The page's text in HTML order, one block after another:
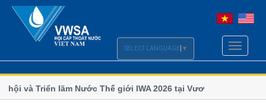
Toggle
và Triển lãm Nước Thế giới IWA 2026 tại Vương quốc
số
SELECT LANGUAGE ▼